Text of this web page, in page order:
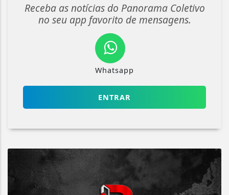
Receba as notícias do Panorama Coletivo
no seu app favorito de mensagens.
Whatsapp
ENTRAR